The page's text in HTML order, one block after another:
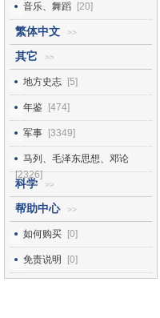
音乐、舞蹈 [20]
繁体中文 >>
其它 >>
地方史志 [5]
年鉴 [474]
军事 [3349]
马列、毛泽东思想、邓论
[2326]
科学 >>
帮助中心 >>
如何购买 [0]
免责说明 [0]